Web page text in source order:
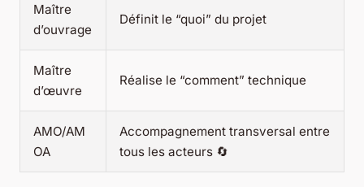
Maître
d’ouvrage
Définit le “quoi” du projet
Maître
d’œuvre
Réalise le “comment” technique
AMO/AM
OA
Accompagnement transversal entre
tous les acteurs 🔄